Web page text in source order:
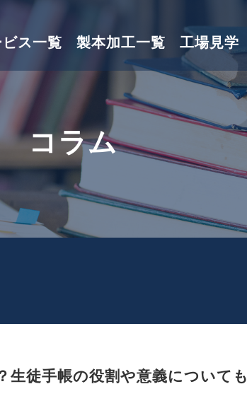
コラム
ス一覧 製本加工一覧 工場見学
生徒手帳の役割や意義についても